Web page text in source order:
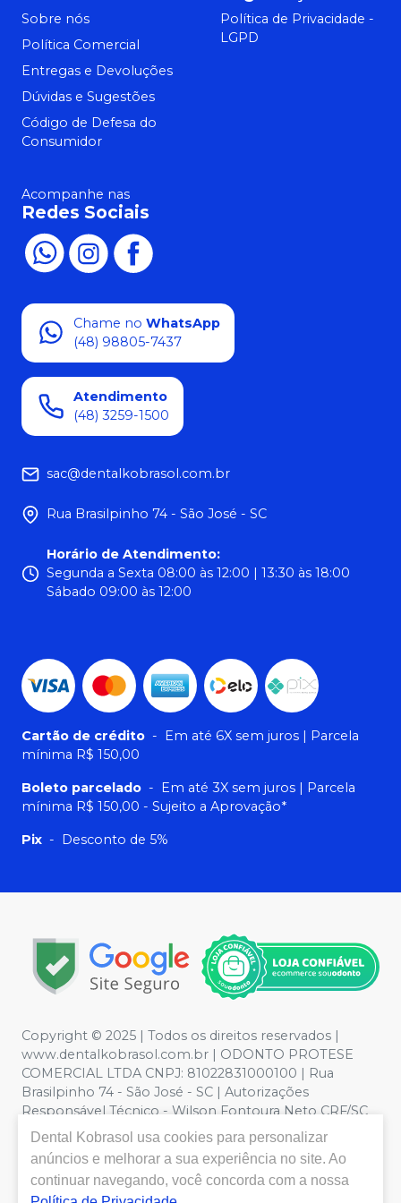
Sobre nós
Política Comercial
Entregas e Devoluções
Dúvidas e Sugestões
Código de Defesa do
Consumidor
Política de Privacidade -
LGPD
Acompanhe nas
Redes Sociais
Chame no WhatsApp
(48) 98805-7437
Atendimento
(48) 3259-1500
sac@dentalkobrasol.com.br
Rua Brasilpinho 74 - São José - SC
Horário de Atendimento:
Segunda a Sexta 08:00 às 12:00 | 13:30 às 18:00
Sábado 09:00 às 12:00
Cartão de crédito - Em até 6X sem juros | Parcela
mínima R$ 150,00
Boleto parcelado - Em até 3X sem juros | Parcela
mínima R$ 150,00 - Sujeito a Aprovação*
Pix - Desconto de 5%
Copyright © 2025 | Todos os direitos reservados |
www.dentalkobrasol.com.br | ODONTO PROTESE
COMERCIAL LTDA CNPJ: 81022831000100 | Rua
Brasilpinho 74 - São José - SC | Autorizações
Responsável Técnico - Wilson Fontoura Neto CRF/SC
12450 | Política de Privacidade e Segurança - Fotos
meramente ilustrativas - Os preços e condições da loja
virtual estão sujeitos a alterações. Em caso de
divergência de preços no site, o valor válido é o do
Dental Kobrasol usa cookies para personalizar
anúncios e melhorar a sua experiência no site. Ao
continuar navegando, você concorda com a nossa